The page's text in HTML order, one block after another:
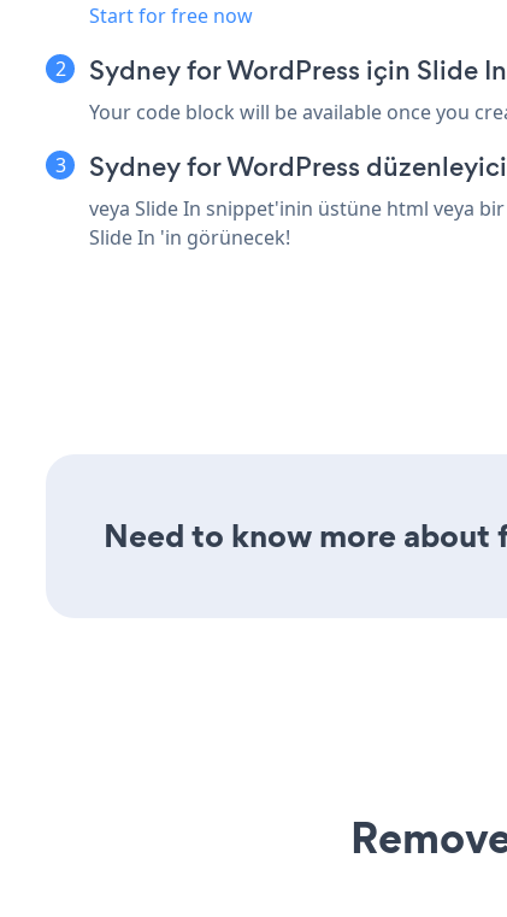
Start for free now
Sydney for WordPress için Slide
Your code block will be available once you
Sydney for WordPress
veya Slide In snippet'inin üstüne html veya
Slide In 'in görünecek!
Need to know more about